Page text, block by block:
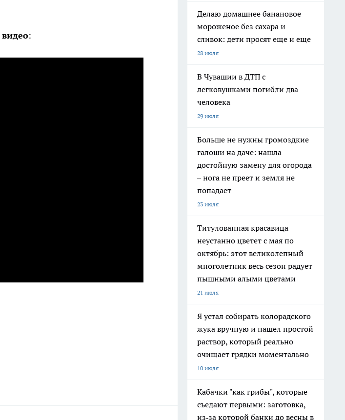
видео:
Делаю домашнее банановое
мороженое без сахара и
сливок: дети просят еще и еще
28 июля
В Чувашии в ДТП с
легковушками погибли два
человека
29 июля
Больше не нужны громоздкие
галоши на даче: нашла
достойную замену для огорода
– нога не преет и земля не
попадает
23 июля
Титулованная красавица
неустанно цветет с мая по
октябрь: этот великолепный
многолетник весь сезон радует
пышными алыми цветами
21 июля
Я устал собирать колорадского
жука вручную и нашел простой
раствор, который реально
очищает грядки моментально
10 июля
Кабачки "как грибы", которые
съедают первыми: заготовка,
из‑за которой банки до весны в